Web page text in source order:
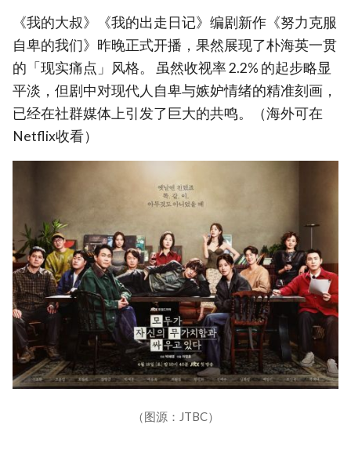
《我的大叔》《我的出走日记》编剧新作《努力克服
自卑的我们》昨晚正式开播，果然展现了朴海英一贯
的「现实痛点」风格。 虽然收视率 2.2% 的起步略显
平淡，但剧中对现代人自卑与嫉妒情绪的精准刻画，
已经在社群媒体上引发了巨大的共鸣。（海外可在
Netflix收看）
（图源：JTBC）